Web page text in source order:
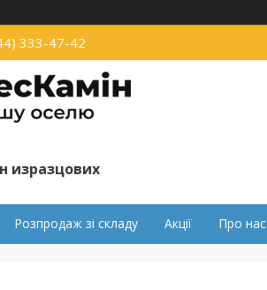
333-47-42
изразцових
Розпродаж зі складу Акції Про нас